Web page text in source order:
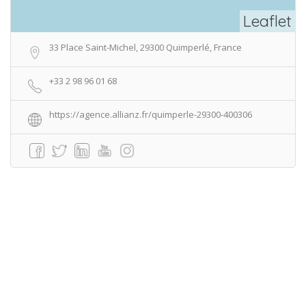
Leaflet
33 Place Saint-Michel, 29300 Quimperlé, France
+33 2 98 96 01 68
https://agence.allianz.fr/quimperle-29300-400306